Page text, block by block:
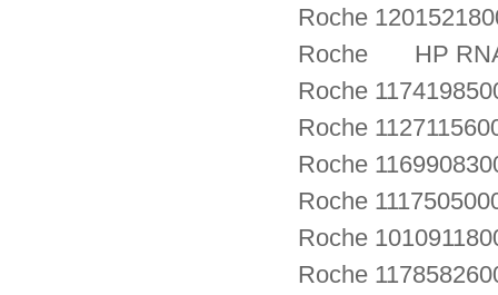
Roche
Roche HP
Roche
Roche
Roche
Roche
Roche
Roche